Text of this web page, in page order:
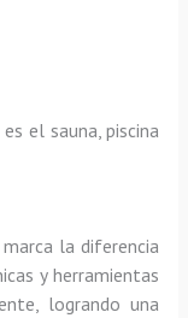
el sauna, piscina
la diferencia
y herramientas
logrando una